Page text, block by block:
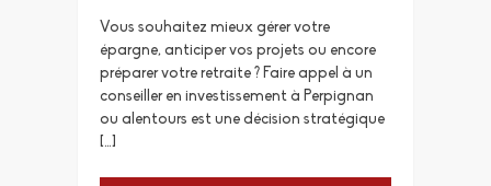
Vous souhaitez mieux gérer votre
épargne, anticiper vos projets ou encore
préparer votre retraite ? Faire appel à un
conseiller en investissement à Perpignan
ou alentours est une décision stratégique
[…]